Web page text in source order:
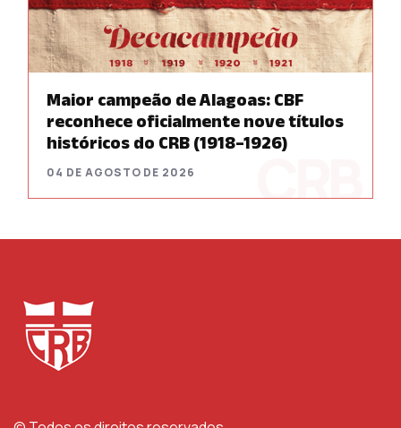
Maior campeão de Alagoas: CBF
reconhece oficialmente nove títulos
históricos do CRB (1918–1926)
04 DE AGOSTO DE 2026